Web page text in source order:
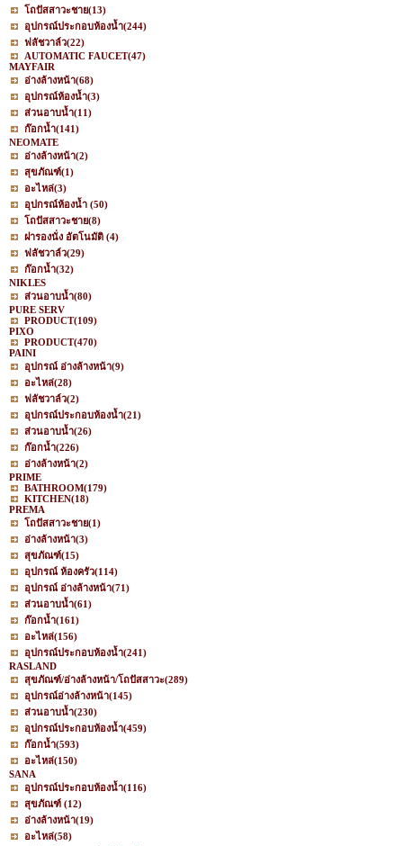
โถปัสสาวะชาย(13)
อุปกรณ์ประกอบห้องน้ำ(244)
ฟลัชวาล์ว(22)
AUTOMATIC FAUCET(47)
MAYFAIR
อ่างล้างหน้า(68)
อุปกรณ์ห้องน้ำ(3)
ส่วนอาบน้ำ(11)
ก๊อกน้ำ(141)
NEOMATE
อ่างล้างหน้า(2)
สุขภัณฑ์(1)
อะไหล่(3)
อุปกรณ์ห้องน้ำ (50)
โถปัสสาวะชาย(8)
ฝารองนั่ง อัตโนมัติ (4)
ฟลัชวาล์ว(29)
ก๊อกน้ำ(32)
NIKLES
ส่วนอาบน้ำ(80)
PURE SERV
PRODUCT(109)
PIXO
PRODUCT(470)
PAINI
อุปกรณ์ อ่างล้างหน้า(9)
อะไหล่(28)
ฟลัชวาล์ว(2)
อุปกรณ์ประกอบห้องน้ำ(21)
ส่วนอาบน้ำ(26)
ก๊อกน้ำ(226)
อ่างล้างหน้า(2)
PRIME
BATHROOM(179)
KITCHEN(18)
PREMA
โถปัสสาวะชาย(1)
อ่างล้างหน้า(3)
สุขภัณฑ์(15)
อุปกรณ์ ห้องครัว(114)
อุปกรณ์ อ่างล้างหน้า(71)
ส่วนอาบน้ำ(61)
ก๊อกน้ำ(161)
อะไหล่(156)
อุปกรณ์ประกอบห้องน้ำ(241)
RASLAND
สุขภัณฑ์/อ่างล้างหน้า/โถปัสสาวะ(289)
อุปกรณ์อ่างล้างหน้า(145)
ส่วนอาบน้ำ(230)
อุปกรณ์ประกอบห้องน้ำ(459)
ก๊อกน้ำ(593)
อะไหล่(150)
SANA
อุปกรณ์ประกอบห้องน้ำ(116)
สุขภัณฑ์ (12)
อ่างล้างหน้า(19)
อะไหล่(58)